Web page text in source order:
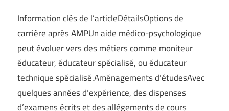
Information clés de l’articleDétailsOptions de
carrière après AMPUn aide médico-psychologique
peut évoluer vers des métiers comme moniteur
éducateur, éducateur spécialisé, ou éducateur
technique spécialisé.Aménagements d’étudesAvec
quelques années d’expérience, des dispenses
d’examens écrits et des allégements de cours